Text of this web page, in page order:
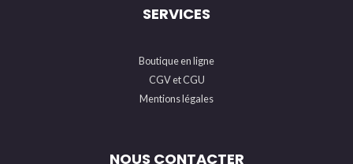
SERVICES
Boutique en ligne
CGV et CGU
Mentions légales
NOUS CONTACTER